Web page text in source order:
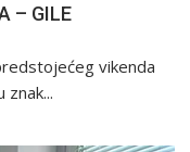
– GILE
vikenda